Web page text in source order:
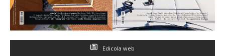
Edicola web